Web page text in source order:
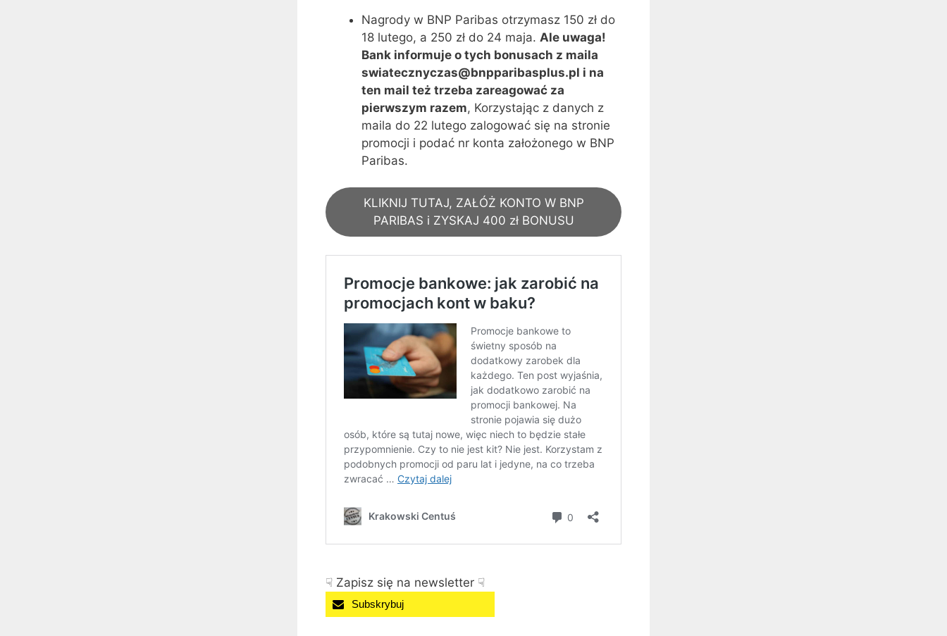
Nagrody w BNP Paribas otrzymasz 150 zł do
18 lutego, a 250 zł do 24 maja. Ale uwaga!
Bank informuje o tych bonusach z maila
swiatecznyczas@bnpparibasplus.pl i na
ten mail też trzeba zareagować za
pierwszym razem, Korzystając z danych z
maila do 22 lutego zalogować się na stronie
promocji i podać nr konta założonego w BNP
Paribas.
KLIKNIJ TUTAJ, ZAŁÓŻ KONTO W BNP
PARIBAS i ZYSKAJ 400 zł BONUSU
☟ Zapisz się na newsletter ☟
Subskrybuj